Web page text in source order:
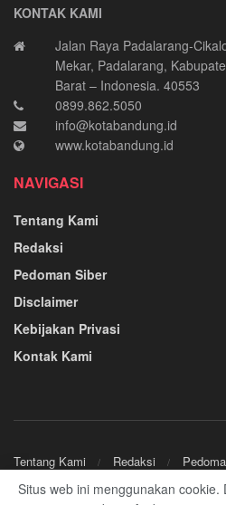
KONTAK KAMI
Jalan Raya Padalarang-
Mekar, Padalarang,
Barat – Indonesia. 40553
0899.862.5050
info@kotabandung.id
www.kotabandung.id
NAVIGASI
Tentang Kami
Redaksi
Pedoman Siber
Disclaimer
Kebijakan Privasi
Kontak Kami
Tentang Kami Redaksi
Situs web ini menggunakan